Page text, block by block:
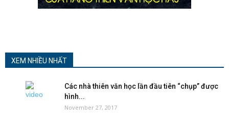
XEM NHIỀU NHẤT
Các nhà thiên văn học lần đầu tiên “chụp” được
hình...
November 27, 2017